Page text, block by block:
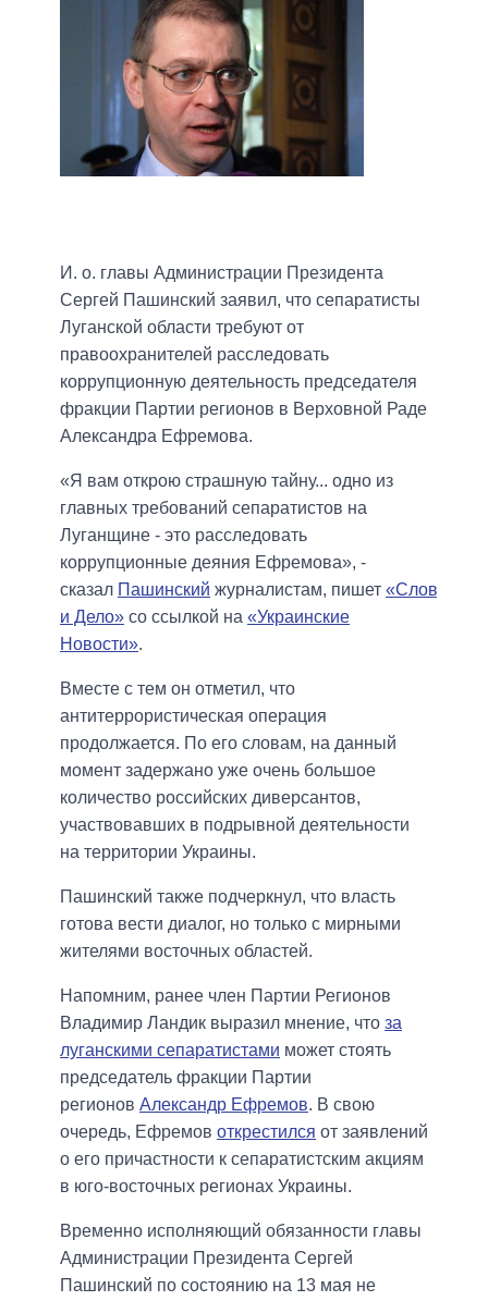
И. о. главы Администрации Президента
Сергей Пашинский заявил, что сепаратисты
Луганской области требуют от
правоохранителей расследовать
коррупционную деятельность председателя
фракции Партии регионов в Верховной Раде
Александра Ефремова.
«Я вам открою страшную тайну... одно из
главных требований сепаратистов на
Луганщине - это расследовать
коррупционные деяния Ефремова», -
сказал Пашинский журналистам, пишет «Слово
и Дело» со ссылкой на «Украинские
Новости».
Вместе с тем он отметил, что
антитеррористическая операция
продолжается. По его словам, на данный
момент задержано уже очень большое
количество российских диверсантов,
участвовавших в подрывной деятельности
на территории Украины.
Пашинский также подчеркнул, что власть
готова вести диалог, но только с мирными
жителями восточных областей.
Напомним, ранее член Партии Регионов
Владимир Ландик выразил мнение, что за
луганскими сепаратистами может стоять
председатель фракции Партии
регионов Александр Ефремов. В свою
очередь, Ефремов открестился от заявлений
о его причастности к сепаратистским акциям
в юго-восточных регионах Украины.
Временно исполняющий обязанности главы
Администрации Президента Сергей
Пашинский по состоянию на 13 мая не